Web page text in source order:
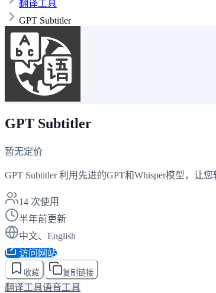
翻译工具
GPT Subtitler
GPT Subtitler
暂无定价
GPT Subtitler 利用先进的GPT和Whisper模型，让
14 次使用
半年前更新
中文、English
访问网站
收藏 复制链接
翻译工具语音工具